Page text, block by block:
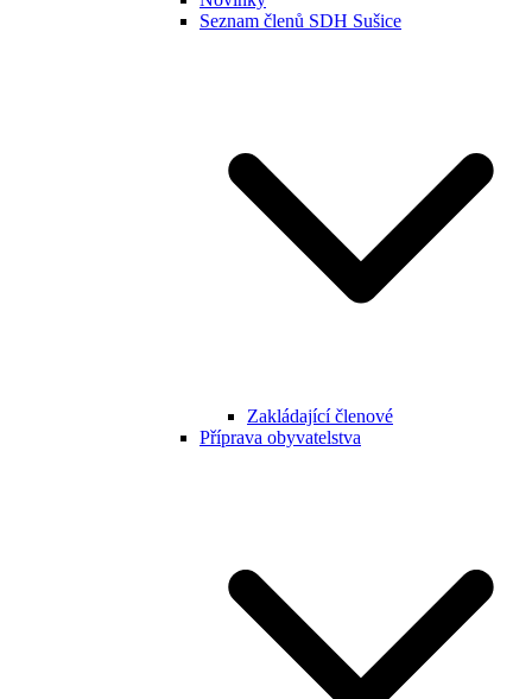
Seznam členů SDH Sušice
Zakládající členové
Příprava obyvatelstva